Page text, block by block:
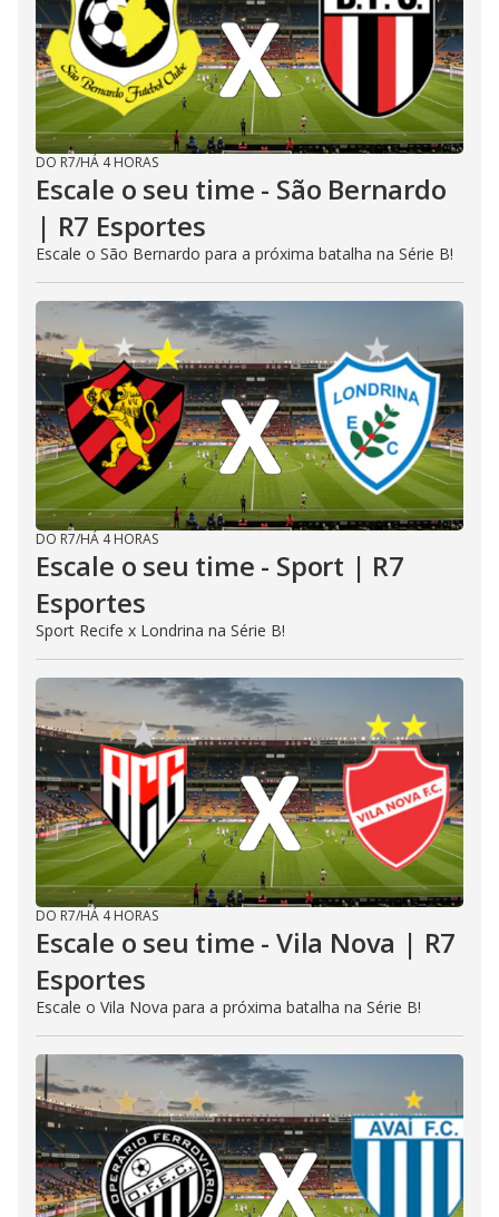
DO R7/HÁ 4 HORAS
Escale o seu time - São Bernardo
| R7 Esportes
Escale o São Bernardo para a próxima batalha na Série B!
DO R7/HÁ 4 HORAS
Escale o seu time - Sport | R7
Esportes
Sport Recife x Londrina na Série B!
DO R7/HÁ 4 HORAS
Escale o seu time - Vila Nova | R7
Esportes
Escale o Vila Nova para a próxima batalha na Série B!